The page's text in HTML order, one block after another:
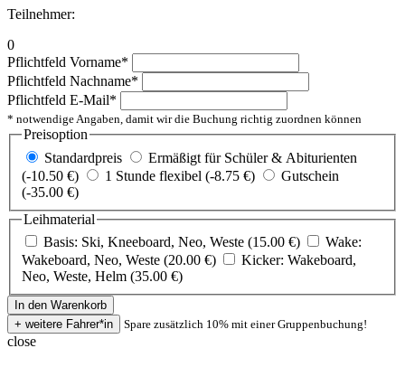
Teilnehmer:
0
Pflichtfeld Vorname*
Pflichtfeld Nachname*
Pflichtfeld E-Mail*
* notwendige Angaben, damit wir die Buchung richtig zuordnen können
Preisoption
Standardpreis
Ermäßigt für Schüler & Abiturienten
(-10.50 €)
1 Stunde flexibel (-8.75 €)
Gutschein
(-35.00 €)
Leihmaterial
Basis: Ski, Kneeboard, Neo, Weste (15.00 €)
Wake:
Wakeboard, Neo, Weste (20.00 €)
Kicker: Wakeboard,
Neo, Weste, Helm (35.00 €)
Spare zusätzlich 10% mit einer Gruppenbuchung!
close